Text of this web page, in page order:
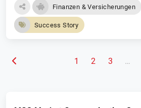
Finanzen & Versicherungen
Success Story
1 2 3 …